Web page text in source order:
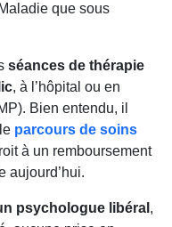
que sous
séances de thérapie
, à l’hôpital ou en
Bien entendu, il
parcours de soins
à un remboursement
aujourd’hui.
psychologue libéral ,